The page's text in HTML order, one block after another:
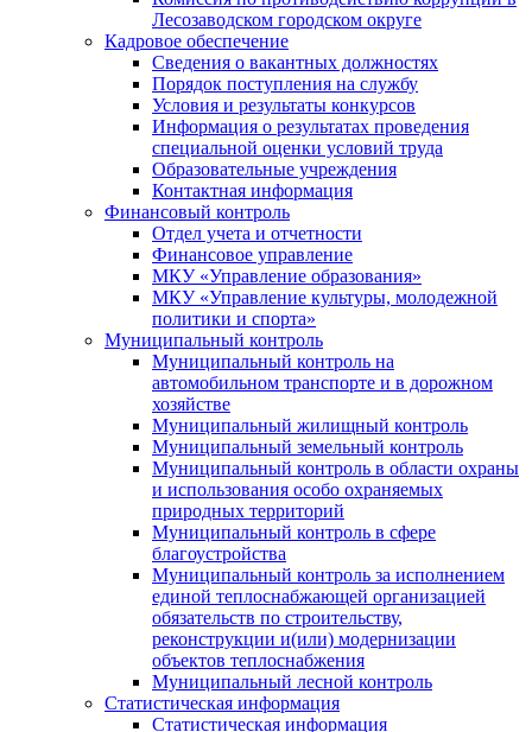
Лесозаводском городском округе
Кадровое обеспечение
Сведения о вакантных должностях
Порядок поступления на службу
Условия и результаты конкурсов
Информация о результатах проведения
специальной оценки условий труда
Образовательные учреждения
Контактная информация
Финансовый контроль
Отдел учета и отчетности
Финансовое управление
МКУ «Управление образования»
МКУ «Управление культуры, молодежной
политики и спорта»
Муниципальный контроль
Муниципальный контроль на
автомобильном транспорте и в дорожном
хозяйстве
Муниципальный жилищный контроль
Муниципальный земельный контроль
Муниципальный контроль в области охраны
и использования особо охраняемых
природных территорий
Муниципальный контроль в сфере
благоустройства
Муниципальный контроль за исполнением
единой теплоснабжающей организацией
обязательств по строительству,
реконструкции и(или) модернизации
объектов теплоснабжения
Муниципальный лесной контроль
Статистическая информация
Статистическая информация